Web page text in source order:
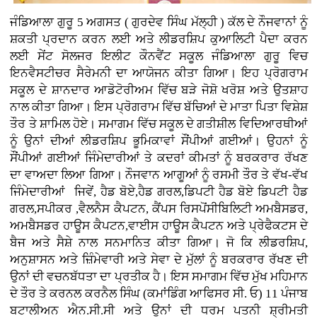
ਜੰਡਿਆਲਾ ਗੁਰੂ 5 ਅਗਸਤ ( ਗੁਰਦੇਵ ਸਿੰਘ ਮੱਲ੍ਹੀ )ਕੱਲ ਦੇ ਨੌਜਵਾਨਾਂ ਨੂੰ
ਸ਼ਕਤੀ ਪ੍ਰਦਾਨ ਕਰਨ ਲਈ ਅਤੇ ਲੀਡਰਸ਼ਿਪ ਕੁਆਲਿਟੀ ਪੈਦਾ ਕਰਨ
ਲਈ ਸੇਂਟ ਸੋਲਜਰ ਇਲੀਟ ਕੌਨਵੈਂਟ ਸਕੂਲ ਜੰਡਿਆਲਾ ਗੁਰੂ ਵਿਚ
ਇਨਵੈਸਟੀਚਰ ਸੈਰੇਮਨੀ ਦਾ ਆਯੋਜਨ ਕੀਤਾ ਗਿਆ। ਇਹ ਪ੍ਰੋਗਰਾਮ
ਸਕੂਲ ਦੇ ਸ਼ਾਨਦਾਰ ਆਡੋਟੋਰੀਅਮ ਵਿੱਚ ਬੜੇ ਜੋਸ਼ੋ ਖਰੋਸ਼ ਅਤੇ ਉਤਸ਼ਾਹ
ਨਾਲ ਕੀਤਾ ਗਿਆ। ਇਸ ਪ੍ਰੋਗਰਾਮ ਵਿੱਚ ਬੱਚਿਆਂ ਦੇ ਮਾਤਾ ਪਿਤਾ ਵਿਸ਼ੇਸ਼
ਤੌਰ ਤੇ ਸ਼ਾਮਿਲ ਹੋਏ। ਸਮਾਗਮ ਵਿੱਚ ਸਕੂਲ ਦੇ ਗਤੀਸ਼ੀਲ ਵਿਦਿਆਰਥੀਆਂ
ਨੂੰ ਉਨਾਂ ਦੀਆਂ ਲੀਡਰਸ਼ਿਪ ਭੂਮਿਕਾਵਾਂ ਸੌਂਪੀਆਂ ਗਈਆਂ। ਉਹਨਾਂ ਨੂੰ
ਸੌਂਪੀਆਂ ਗਈਆਂ ਜਿੰਮੇਦਾਰੀਆਂ ਤੇ ਕਦਰਾਂ ਕੀਮਤਾਂ ਨੂੰ ਬਰਕਰਾਰ ਰੱਖਣ
ਦਾ ਵਾਅਦਾ ਲਿਆ ਗਿਆ। ਨੌਜਵਾਨ ਆਗੂਆਂ ਨੂੰ ਰਸਮੀ ਤੌਰ ਤੇ ਵੱਖ-ਵੱਖ
ਜਿੰਮੇਦਾਰੀਆਂ ਜਿਵੇਂ, ਹੈਡ ਬੋਏ,ਹੈਡ ਗਰਲ,ਡਿਪਟੀ ਹੈਡ ਬੋਏ ਡਿਪਟੀ ਹੈਡ
ਗਰਲ,ਸਪੀਕਰ ,ਵੈਲਨੈਸ ਕੈਪਟਨ, ਕੈਂਪਸ ਰਿਸਪੋਂਸੀਬਿਲਿਟੀ ਅਮਬੈਸਡਰ,
ਅਮਬੈਸਡਰ ਹਾਊਸ ਕੈਪਟਨ,ਵਾਈਸ ਹਾਊਸ ਕੈਪਟਨ ਅਤੇ ਪ੍ਰੇਫੈਕਟਸ ਦੇ
ਬੈਜ ਅਤੇ ਸੈਸ਼ੇ ਨਾਲ ਸਨਮਾਨਿਤ ਕੀਤਾ ਗਿਆ। ਜੋ ਕਿ ਲੀਡਰਸ਼ਿਪ,
ਅਨੁਸ਼ਾਸਨ ਅਤੇ ਜ਼ਿੰਮੇਵਾਰੀ ਅਤੇ ਸੇਵਾ ਦੇ ਮੁੱਲਾਂ ਨੂੰ ਬਰਕਰਾਰ ਰੱਖਣ ਦੀ
ਉਨਾਂ ਦੀ ਵਚਨਬੱਧਤਾ ਦਾ ਪ੍ਰਤੀਕ ਹੈ। ਇਸ ਸਮਾਗਮ ਵਿੱਚ ਮੁੱਖ ਮਹਿਮਾਨ
ਦੇ ਤੌਰ ਤੇ ਕਰਨਲ ਕਰਨੈਲ ਸਿੰਘ (ਕਮਾਂਡਿੰਗ ਆਫਿਸਰ ਸੀ. ਓ) 11 ਪੰਜਾਬ
ਬਟਾਲੀਅਨ ਐਨ.ਸੀ.ਸੀ ਅਤੇ ਉਨਾਂ ਦੀ ਧਰਮ ਪਤਨੀ ਸ਼੍ਰੀਮਤੀ